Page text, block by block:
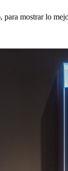
mostrar lo